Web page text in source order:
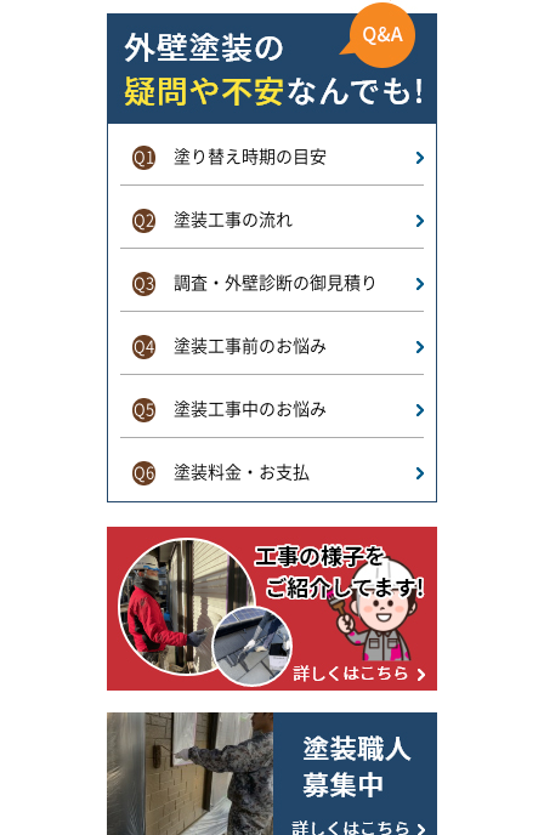
Q1 塗り替え時期の目安
Q2 塗装工事の流れ
Q3 調査・外壁診断の御見積り
Q4 塗装工事前のお悩み
Q5 塗装工事中のお悩み
Q6 塗装料金・お支払